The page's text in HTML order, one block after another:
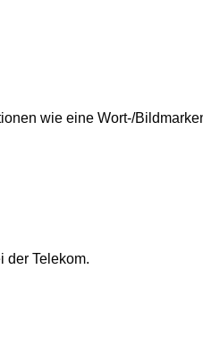
wie eine Wort-/
der Telekom.